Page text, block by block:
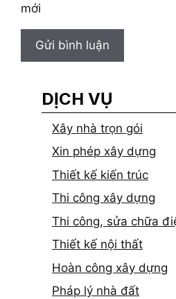
mới
DỊCH VỤ
Xây nhà trọn gói
Xin phép xây dựng
Thiết kế kiến trúc
Thi công xây dựng
Thi công, sửa chữa
Thiết kế nội thất
Hoàn công xây dựng
Pháp lý nhà đất